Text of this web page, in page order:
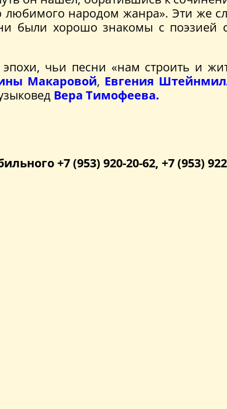
любимого народом жанра». Эти же
были хорошо знакомы с поэзией
чьи песни «нам строить и
Макаровой, Евгения
Вера Тимофеева.
+7 (953) 920-20-62, +7 (953)